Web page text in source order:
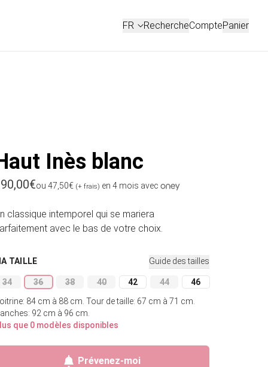
FR
FRANÇAIS
RechercheCompteConnexion
Panier
Inès blanc
habituel
ou 47,50€ (+ frais) en 4 mois avec
classique intemporel qui se mariera
avec le bas de votre choix.
MA TAILLE Guide des tailles
34
Variante épuisée ou indisponible
36
Variante épuisée ou indisponible
38
Variante épuisée ou indisponible
40
Variante épuisée ou indisponible
42
Variante épuisée ou indisponible
44
Variante épuisée ou
46
Variante épuisée
84 cm à 88 cm. Tour de taille: 67 cm à 71 cm.
92 cm à 96 cm.
que 0 modèles disponibles
Prévenez-moi